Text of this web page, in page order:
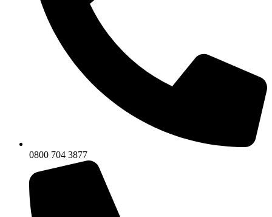
0800 704 3877